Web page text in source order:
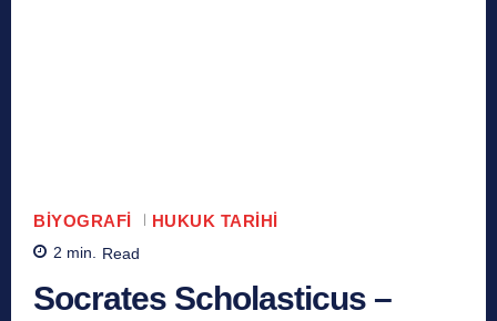
BIYOGRAFI HUKUK TARIHI
2 min. Read
Socrates Scholasticus –